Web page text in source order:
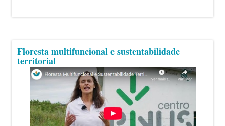
Floresta multifuncional e sustentabilidade
territorial